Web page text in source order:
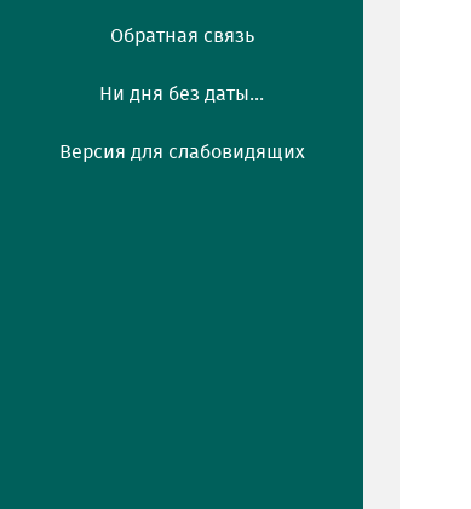
Обратная связь
Ни дня без даты...
Версия для слабовидящих